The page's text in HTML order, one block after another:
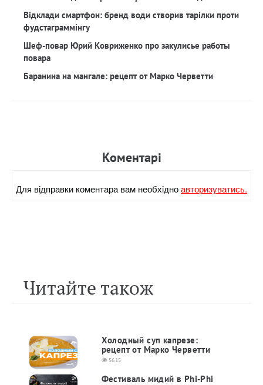
Відклади смартфон: бренд води створив тарілки проти
фудстаграммінгу
Шеф-повар Юрий Ковриженко про закулисье работы
повара
Баранина на мангале: рецепт от Марко Черветти
Коментарi
Для вiдправки коментара вам необхiдноавторизуватись.
Читайте також
Холодный суп капрезе:
рецепт от Марко Черветти
5615
Фестиваль мидий в Phi-Phi